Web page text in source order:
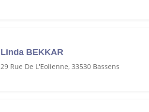
Linda BEKKAR
29 Rue De L'Eolienne, 33530 Bassens